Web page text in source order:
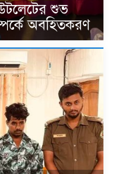
শুভ
অবহিতকরণ